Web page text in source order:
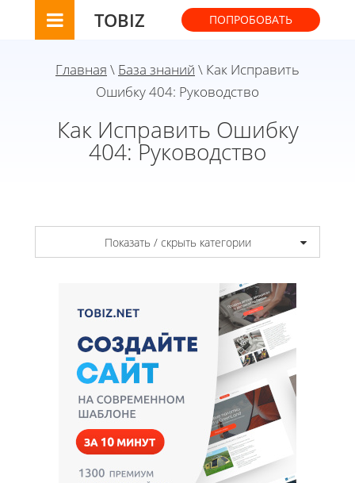
TOBIZ ПОПРОБОВАТЬ
Главная \ База знаний \ Как Исправить
Ошибку 404: Руководство
Как Исправить Ошибку
404: Руководство
Показать / скрыть категории